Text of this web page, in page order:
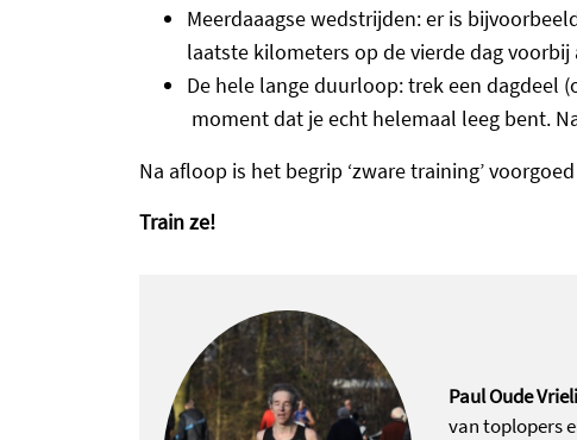
Meerdaaagse wedstrijden: er is
laatste kilometers op de vierde dag
De hele lange duurloop: trek een dagdeel
moment dat je echt helemaal leeg bent.
Na afloop is het begrip ‘zware training’
Train ze!
Paul Oude
van toplopers